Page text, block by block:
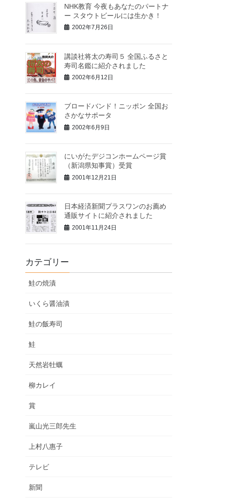
NHK教育 今夜もあなたのパートナ
ー スタウトビールには生かき！
2002年7月26日
講談社将太の寿司５ 全国ふるさと
寿司名鑑に紹介されました
2002年6月12日
ブロードバンド！ニッポン 全国お
さかなサポータ
2002年6月9日
にいがたデジコンホームページ賞
（新潟県知事賞）受賞
2001年12月21日
日本経済新聞プラスワンのお薦め
通販サイトに紹介されました
2001年11月24日
カテゴリー
鮭の焼漬
いくら醤油漬
鮭の飯寿司
鮭
天然岩牡蠣
柳カレイ
賞
嵐山光三郎先生
上村八惠子
テレビ
新聞